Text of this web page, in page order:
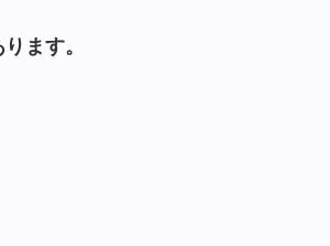
ます。